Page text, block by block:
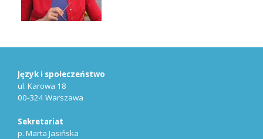
Język i społeczeństwo
ul. Karowa 18
00-324 Warszawa
Sekretariat
p. Marta Jasińska